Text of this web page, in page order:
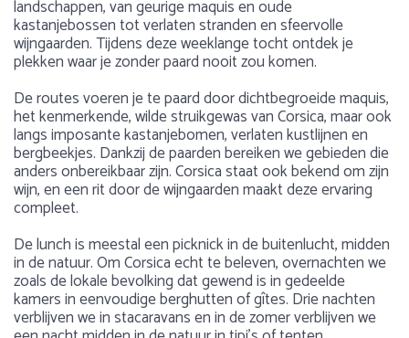
landschappen, van geurige maquis en oude
kastanjebossen tot verlaten stranden en sfeervolle
wijngaarden. Tijdens deze weeklange tocht ontdek je
plekken waar je zonder paard nooit zou komen.
De routes voeren je te paard door dichtbegroeide maquis,
het kenmerkende, wilde struikgewas van Corsica, maar ook
langs imposante kastanjebomen, verlaten kustlijnen en
bergbeekjes. Dankzij de paarden bereiken we gebieden die
anders onbereikbaar zijn. Corsica staat ook bekend om zijn
wijn, en een rit door de wijngaarden maakt deze ervaring
compleet.
De lunch is meestal een picknick in de buitenlucht, midden
in de natuur. Om Corsica echt te beleven, overnachten we
zoals de lokale bevolking dat gewend is in gedeelde
kamers in eenvoudige berghutten of gîtes. Drie nachten
verblijven we in stacaravans en in de zomer verblijven we